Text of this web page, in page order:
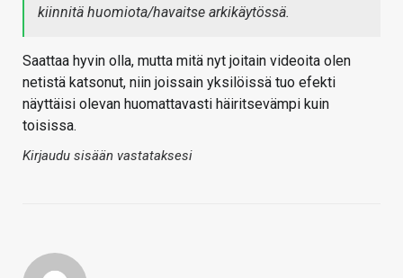
kiinnitä huomiota/havaitse arkikäytössä.
Saattaa hyvin olla, mutta mitä nyt joitain videoita olen
netistä katsonut, niin joissain yksilöissä tuo efekti
näyttäisi olevan huomattavasti häiritsevämpi kuin
toisissa.
Kirjaudu sisään vastataksesi